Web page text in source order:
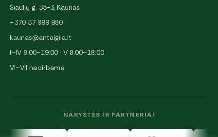
Šiaulių g. 35-3, Kaunas
+370 37 999 980
kaunas@antalgija.lt
I–IV 8:00–19:00 · V 8:00–18:00
VI–VII nedirbame
NARYSTĖS IR PARTNERIAI